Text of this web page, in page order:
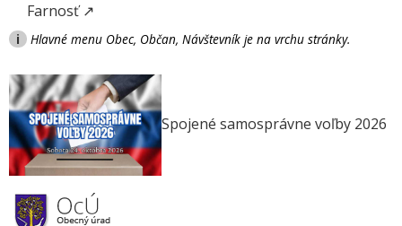
Farnosť ↗
i Hlavné menu Obec, Občan, Návštevník je na vrchu stránky.
Spojené samosprávne voľby 2026